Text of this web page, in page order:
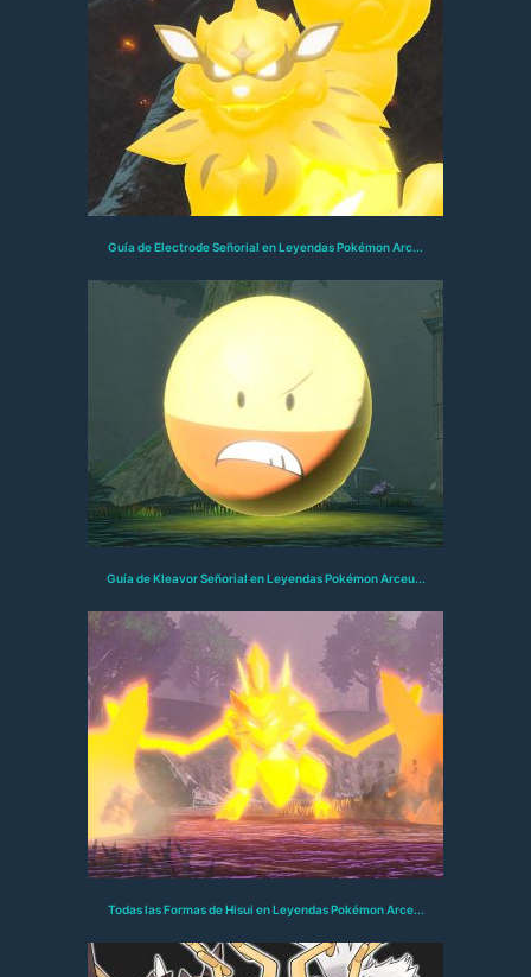
Guía de Electrode Señorial en Leyendas Pokémon Arc...
Guía de Kleavor Señorial en Leyendas Pokémon Arceu...
Todas las Formas de Hisui en Leyendas Pokémon Arce...